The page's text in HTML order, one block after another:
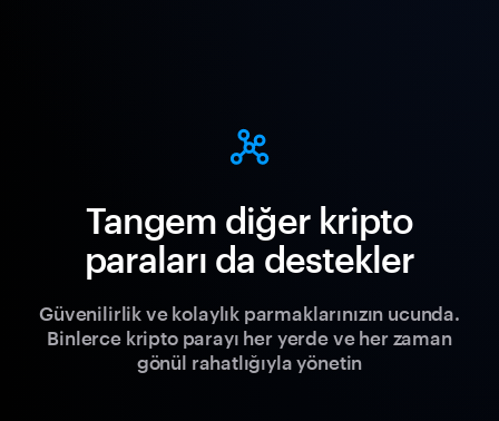
Tangem diğer kripto
paraları da destekler
Güvenilirlik ve kolaylık parmaklarınızın ucunda.
Binlerce kripto parayı her yerde ve her zaman
gönül rahatlığıyla yönetin